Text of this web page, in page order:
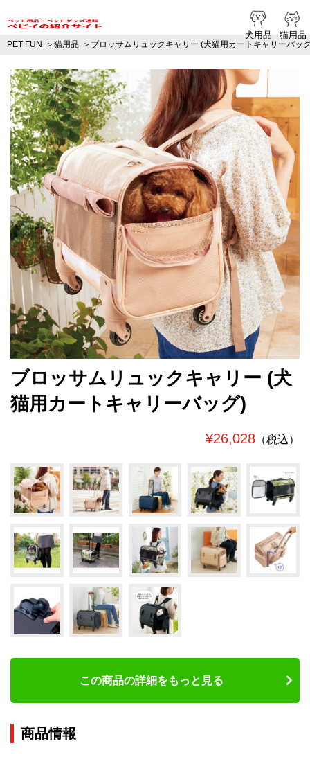
ペピイ提
犬用品 猫用品
PET FUN 猫用品 ブロッサムリュックキャリー (犬猫用カートキャリーバッ
ブロッサムリュックキャリー (犬
猫用カートキャリーバッグ)
¥26,028 （税込）
この商品の詳細をもっと見る
商品情報